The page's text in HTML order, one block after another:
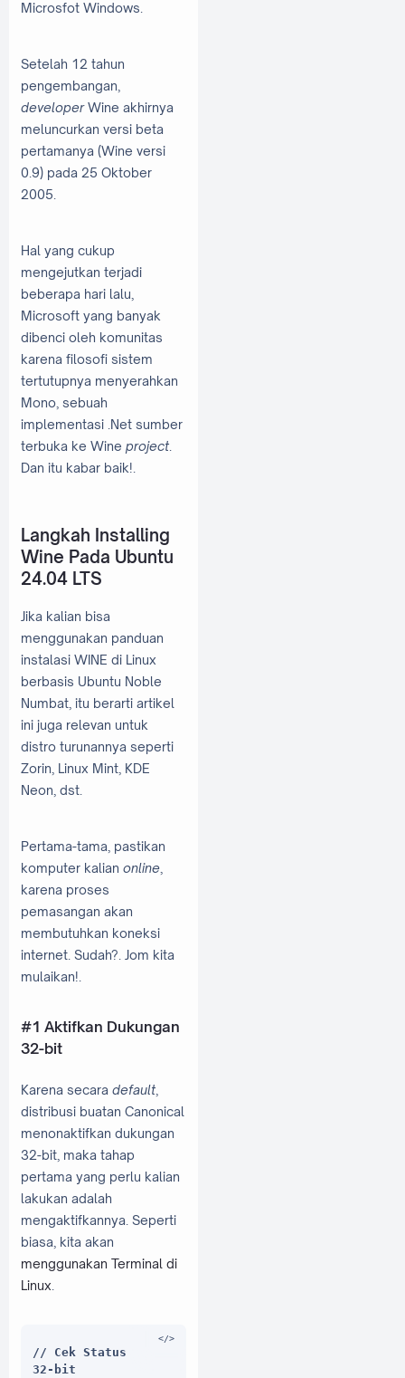
Microsfot Windows.
Setelah 12 tahun
pengembangan,
developerWine akhirnya
meluncurkan versi beta
pertamanya (Wine versi
0.9) pada 25 Oktober
2005.
Hal yang cukup
mengejutkan terjadi
beberapa hari lalu,
Microsoft yang banyak
dibenci oleh komunitas
karena filosofi sistem
tertutupnya menyerahkan
Mono, sebuah
implementasi .Net sumber
terbuka ke Wine project
Dan itu kabar baik!.
Langkah Installing
Wine Pada Ubuntu
24.04 LTS
Jika kalian bisa
menggunakan panduan
instalasi WINE di Linux
berbasis Ubuntu Noble
Numbat, itu berarti artikel
ini juga relevan untuk
distro turunannya seperti
Zorin, Linux Mint, KDE
Neon, dst.
Pertama-tama, pastikan
komputer kalian online
karena proses
pemasangan akan
membutuhkan koneksi
internet. Sudah?. Jom kita
mulaikan!.
#1 Aktifkan Dukungan
32-bit
Karena secara default
distribusi buatan Canonical
menonaktifkan dukungan
32-bit, maka tahap
pertama yang perlu kalian
lakukan adalah
mengaktifkannya. Seperti
biasa, kita akan
menggunakan Terminal di
Linux
// Cek Status
32-bit